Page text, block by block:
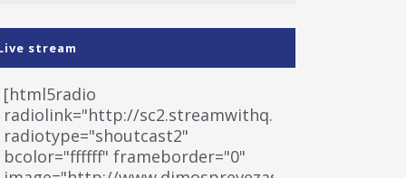
stream
[html5radio
radiolink="http://sc2.streamwithq.com:8028/
radiotype="shoutcast2"
bcolor="ffffff" frameborder="0"